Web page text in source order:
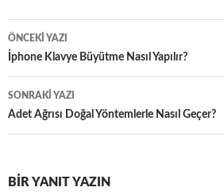
Yazı
dolaşımı
ÖNCEKI YAZI
İphone Klavye Büyütme Nasıl Yapılır?
SONRAKI YAZI
Adet Ağrısı Doğal Yöntemlerle Nasıl Geçer?
BIR YANIT YAZIN